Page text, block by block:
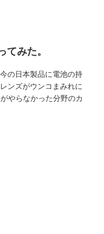
みた。
の日本製品に電池の持
ンズがウンコまみれに
やらなかった分野のカ